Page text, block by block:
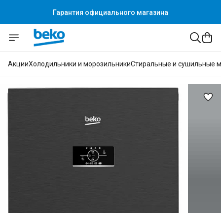
Гарантия официального магазина
АкцииХолодильники и морозильникиСтиральные и сушильные